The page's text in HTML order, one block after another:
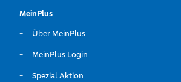
MeinPlus
Über MeinPlus
MeinPlus Login
Spezial Aktion